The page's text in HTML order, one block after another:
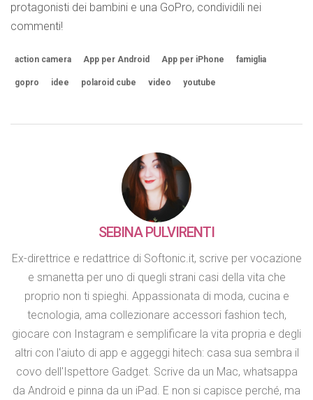
protagonisti dei bambini e una GoPro, condividili nei
commenti!
action camera App per Android App per iPhone famiglia
gopro idee polaroid cube video youtube
SEBINA PULVIRENTI
Ex-direttrice e redattrice di Softonic.it, scrive per vocazione
e smanetta per uno di quegli strani casi della vita che
proprio non ti spieghi. Appassionata di moda, cucina e
tecnologia, ama collezionare accessori fashion tech,
giocare con Instagram e semplificare la vita propria e degli
altri con l'aiuto di app e aggeggi hitech: casa sua sembra il
covo dell'Ispettore Gadget. Scrive da un Mac, whatsappa
da Android e pinna da un iPad. E non si capisce perché, ma